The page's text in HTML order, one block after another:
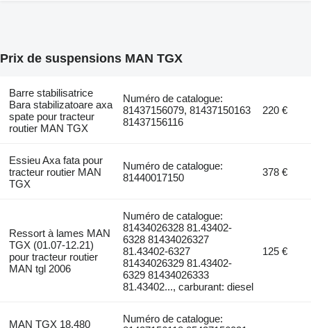
Prix de suspensions MAN TGX
Barre stabilisatrice
Bara stabilizatoare axa
spate pour tracteur
routier MAN TGX
Numéro de catalogue:
81437156079, 81437150163
81437156116
220 €
Essieu Axa fata pour
tracteur routier MAN
TGX
Numéro de catalogue:
81440017150
378 €
Ressort à lames MAN
TGX (01.07-12.21)
pour tracteur routier
MAN tgl 2006
Numéro de catalogue:
81434026328 81.43402-
6328 81434026327
81.43402-6327
81434026329 81.43402-
6329 81434026333
81.43402..., carburant: diesel
125 €
MAN TGX 18.480
Numéro de catalogue: